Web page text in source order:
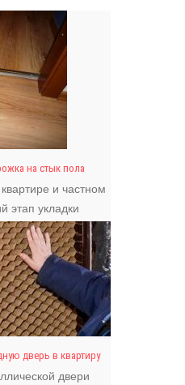
на стык пола
и частном
этап укладки
дверь в квартиру
двери